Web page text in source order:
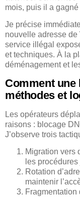
mois, puis il a
Je précise
nouvelle adresse de
service illégal
et techniques. À la
déménagement et
Comment une
méthodes et
Les opérateurs
raisons : blocage
J’observe trois
Migration vers
les
Rotation
maintenir